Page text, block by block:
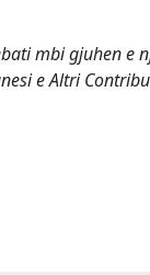
mbi gjuhen
e Altri